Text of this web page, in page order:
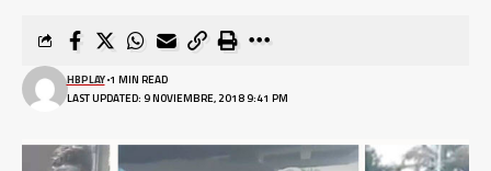
LAST UPDATED: 9 NOVIEMBRE, 2018 9:41 PM
HBPLAY 1 MIN READ